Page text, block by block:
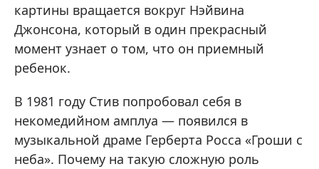
картины вращается вокруг Нэйвина
Джонсона, который в один прекрасный
момент узнает о том, что он приемный
ребенок.
В 1981 году Стив попробовал себя в
некомедийном амплуа — появился в
музыкальной драме Герберта Росса «Гроши с
неба». Почему на такую сложную роль